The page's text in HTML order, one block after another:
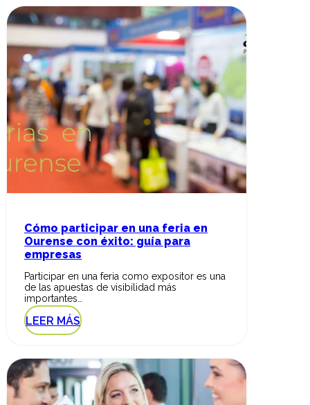
Cómo participar en una feria en
Ourense con éxito: guía para
empresas
Participar en una feria como expositor es una
de las apuestas de visibilidad más
importantes…
LEER MÁS